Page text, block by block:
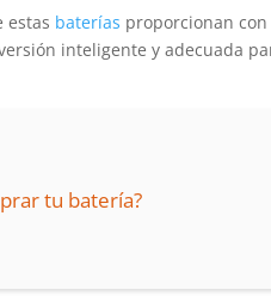
estas baterías proporcionan con
inteligente y adecuada
tu batería?